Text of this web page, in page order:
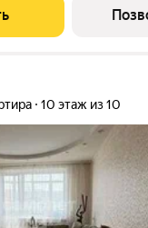
до центра города.
двор
10 этаж из 10